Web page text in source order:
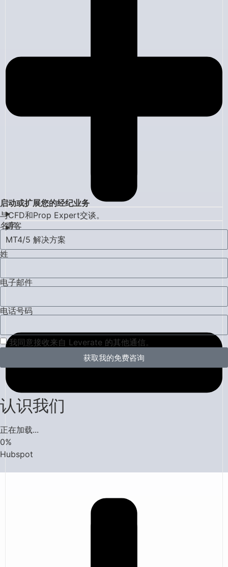
博客
MT4/5 解决方案
启动或扩展您的经纪业务
与CFD和Prop Expert交谈。
名字
姓
电子邮件
电话号码
我同意接收来自 Leverate 的其他通信。
获取我的免费咨询
认识我们
正在加载...
0%
Hubspot